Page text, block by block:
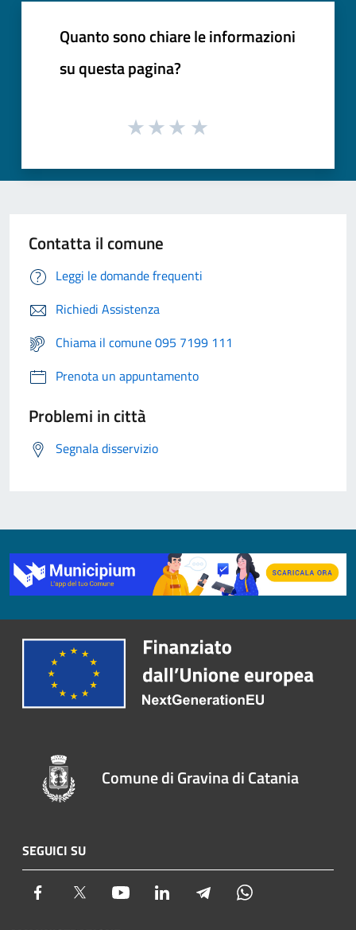
Quanto sono chiare le informazioni
su questa pagina?
Contatta il comune
Leggi le domande frequenti
Richiedi Assistenza
Chiama il comune 095 7199 111
Prenota un appuntamento
Problemi in città
Segnala disservizio
Comune di Gravina di Catania
SEGUICI SU
Facebook Twitter Youtube LinkedIn Telegram